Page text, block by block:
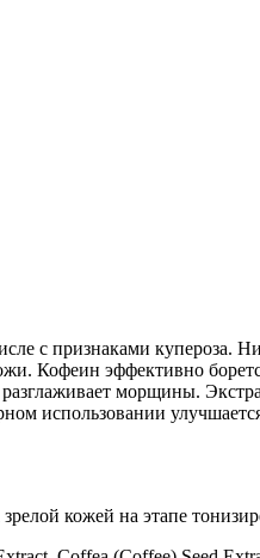
с признаками купероза.
Кофеин эффективно
морщины.
использовании
кожей на этапе